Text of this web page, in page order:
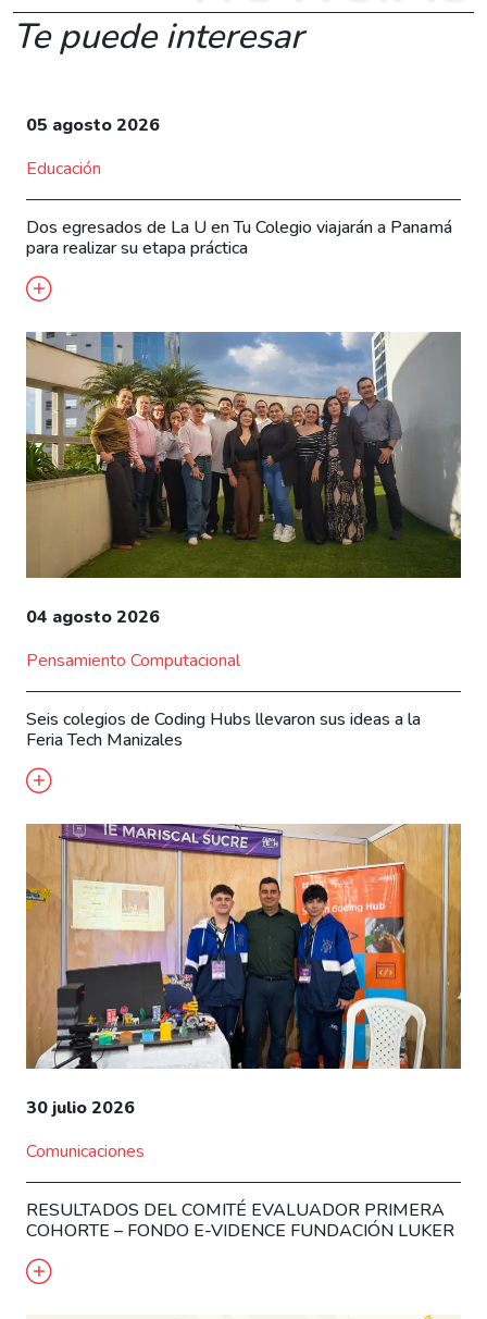
Te puede interesar
05 agosto 2026
Educación
Dos egresados de La U en Tu Colegio viajarán a Panamá
para realizar su etapa práctica
04 agosto 2026
Pensamiento Computacional
Seis colegios de Coding Hubs llevaron sus ideas a la
Feria Tech Manizales
30 julio 2026
Comunicaciones
RESULTADOS DEL COMITÉ EVALUADOR PRIMERA
COHORTE – FONDO E-VIDENCE FUNDACIÓN LUKER